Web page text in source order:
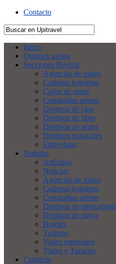
Contacto
Inicio
Quienes somos
Secciones Revista
Agencias de viajes
Cadenas hoteleras
Cajón de sastre
Compañías aéreas
Destinos de cine
Destinos de libro
Destinos de series
Destinos musicales
Entrevistas
Noticias
Artículos
Noticias
Agencias de viajes
Cadenas hoteleras
Compañías aéreas
Destinos de enoturismo
Destinos de playa
Hoteles
Turismo
Viajes especiales
Viajes y Turismo
Contacto